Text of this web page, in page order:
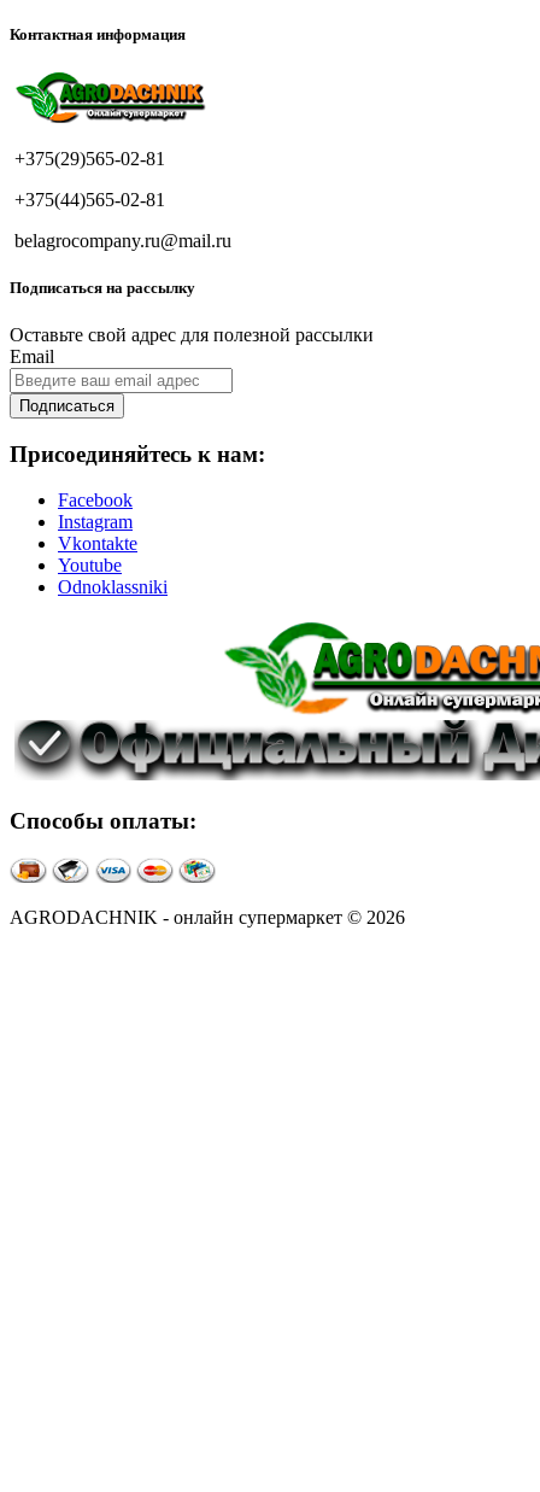
Контактная информация
+375(29)565-02-81
+375(44)565-02-81
belagrocompany.ru@mail.ru
Подписаться на рассылку
Оставьте свой адрес для полезной рассылки
Email
Подписаться
Присоединяйтесь к нам:
Facebook
Instagram
Vkontakte
Youtube
Odnoklassniki
Способы оплаты:
AGRODACHNIK - онлайн супермаркет © 2026